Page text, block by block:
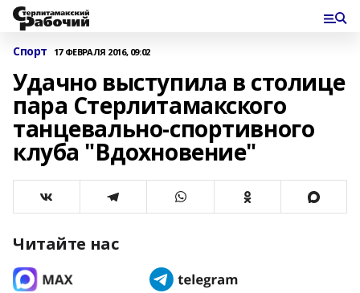
Спорт 17 ФЕВРАЛЯ 2016, 09:02
Удачно выступила в столице
пара Стерлитамакского
танцевально-спортивного
клуба "Вдохновение"
Читайте нас